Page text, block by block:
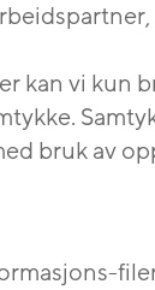
kan vi kun
bruk av